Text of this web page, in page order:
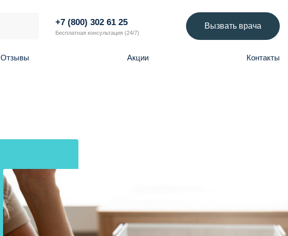
+7 (800) 302 61 25
Бесплатная консультация (24/7)
Вызвать врача
Отзывы Акции Контакты